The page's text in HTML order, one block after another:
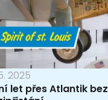
2025
let přes Atlantik bez